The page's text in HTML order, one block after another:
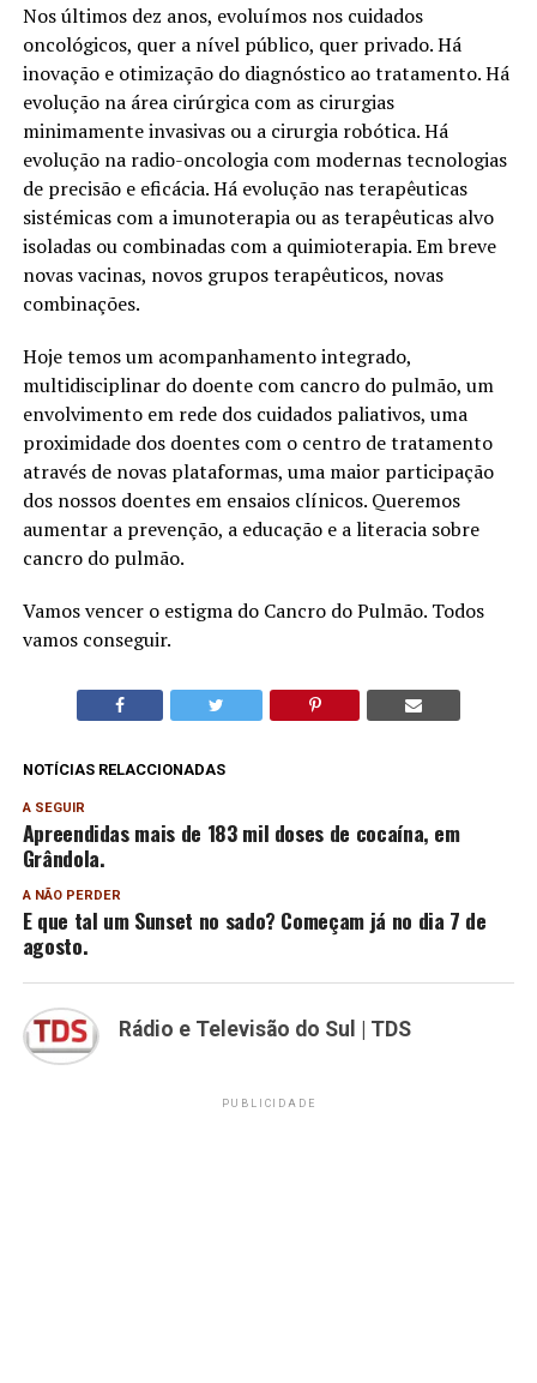
Nos últimos dez anos, evoluímos nos cuidados
oncológicos, quer a nível público, quer privado. Há
inovação e otimização do diagnóstico ao tratamento. Há
evolução na área cirúrgica com as cirurgias
minimamente invasivas ou a cirurgia robótica. Há
evolução na radio-oncologia com modernas tecnologias
de precisão e eficácia. Há evolução nas terapêuticas
sistémicas com a imunoterapia ou as terapêuticas alvo
isoladas ou combinadas com a quimioterapia. Em breve
novas vacinas, novos grupos terapêuticos, novas
combinações.
Hoje temos um acompanhamento integrado,
multidisciplinar do doente com cancro do pulmão, um
envolvimento em rede dos cuidados paliativos, uma
proximidade dos doentes com o centro de tratamento
através de novas plataformas, uma maior participação
dos nossos doentes em ensaios clínicos. Queremos
aumentar a prevenção, a educação e a literacia sobre
cancro do pulmão.
Vamos vencer o estigma do Cancro do Pulmão. Todos
vamos conseguir.
NOTÍCIAS RELACCIONADAS
A SEGUIR
Apreendidas mais de 183 mil doses de cocaína, em
Grândola.
A NÃO PERDER
E que tal um Sunset no sado? Começam já no dia 7 de
agosto.
Rádio e Televisão do Sul | TDS
PUBLICIDADE